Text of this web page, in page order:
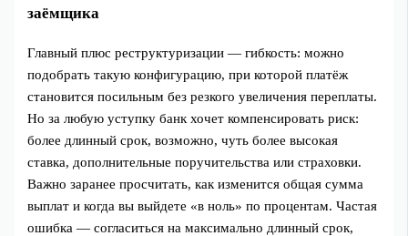
заёмщика
Главный плюс реструктуризации — гибкость: можно
подобрать такую конфигурацию, при которой платёж
становится посильным без резкого увеличения переплаты.
Но за любую уступку банк хочет компенсировать риск:
более длинный срок, возможно, чуть более высокая
ставка, дополнительные поручительства или страховки.
Важно заранее просчитать, как изменится общая сумма
выплат и когда вы выйдете «в ноль» по процентам. Частая
ошибка — согласиться на максимально длинный срок,